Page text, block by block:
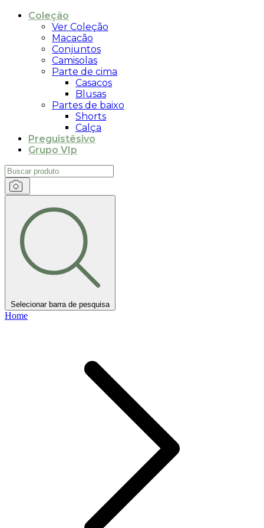
Coleção
Ver Coleção
Macacão
Conjuntos
Camisolas
Parte de cima
Casacos
Blusas
Partes de baixo
Shorts
Calça
Preguistêsivo
Grupo VIp
Selecionar barra de pesquisa
Home